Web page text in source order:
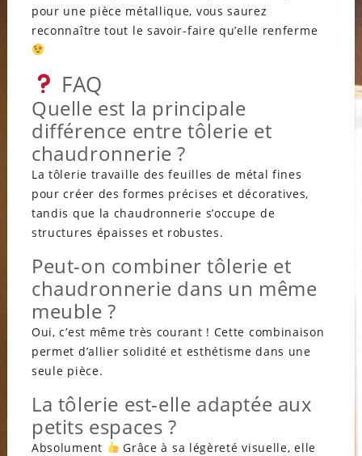
pour une pièce métallique, vous saurez
reconnaître tout le savoir-faire qu’elle renferme
FAQ
Quelle est la principale
différence entre tôlerie et
chaudronnerie ?
La tôlerie travaille des feuilles de métal fines
pour créer des formes précises et décoratives,
tandis que la chaudronnerie s’occupe de
structures épaisses et robustes.
Peut-on combiner tôlerie et
chaudronnerie dans un même
meuble ?
Oui, c’est même très courant ! Cette combinaison
permet d’allier solidité et esthétisme dans une
seule pièce.
La tôlerie est-elle adaptée aux
petits espaces ?
Absolument
Grâce à sa légèreté visuelle, elle